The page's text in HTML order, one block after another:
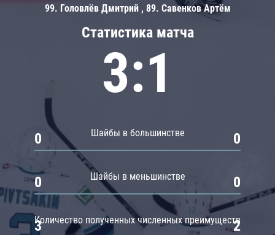
Статистика матча
3:1
Шайбы в большинстве
0 0
Шайбы в меньшинстве
0 0
Количество полученных численных преимуществ
3 2
99. Головлёв Дмитрий , 89. Савенков Артём